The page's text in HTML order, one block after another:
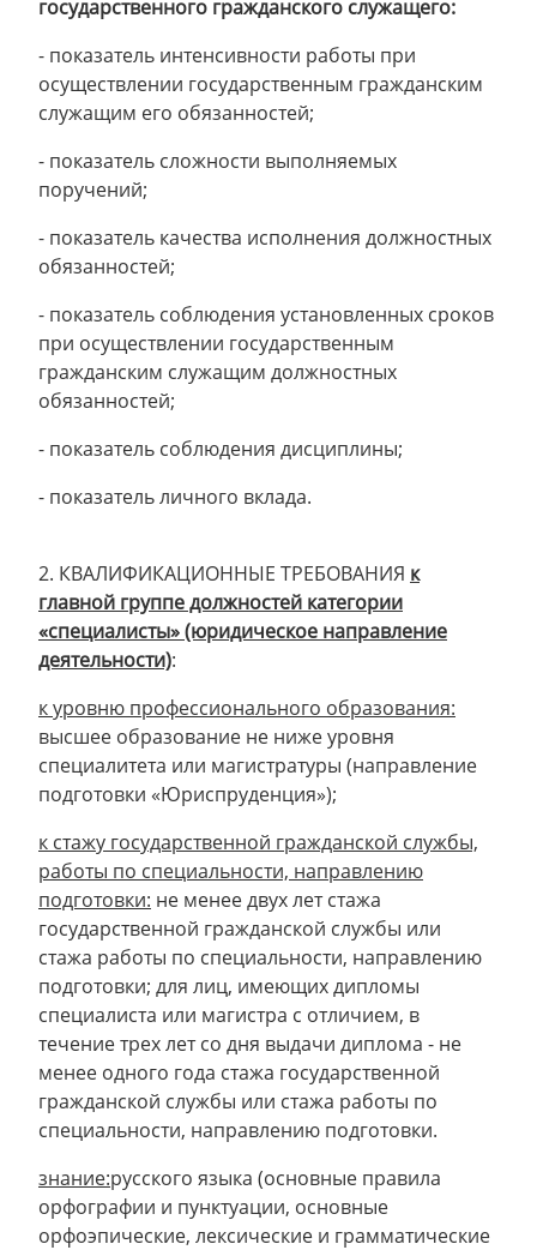
государственного гражданского служащего:
- показатель интенсивности работы при
осуществлении государственным гражданским
служащим его обязанностей;
- показатель сложности выполняемых
поручений;
- показатель качества исполнения должностных
обязанностей;
- показатель соблюдения установленных сроков
при осуществлении государственным
гражданским служащим должностных
обязанностей;
- показатель соблюдения дисциплины;
- показатель личного вклада.
2. КВАЛИФИКАЦИОННЫЕ ТРЕБОВАНИЯ к
главной группе должностей категории
«специалисты» (юридическое направление
деятельности):
к уровню профессионального образования:
высшее образование не ниже уровня
специалитета или магистратуры (направление
подготовки «Юриспруденция»);
к стажу государственной гражданской службы,
работы по специальности, направлению
подготовки: не менее двух лет стажа
государственной гражданской службы или
стажа работы по специальности, направлению
подготовки; для лиц, имеющих дипломы
специалиста или магистра с отличием, в
течение трех лет со дня выдачи диплома - не
менее одного года стажа государственной
гражданской службы или стажа работы по
специальности, направлению подготовки.
знание:русского языка (основные правила
орфографии и пунктуации, основные
орфоэпические, лексические и грамматические